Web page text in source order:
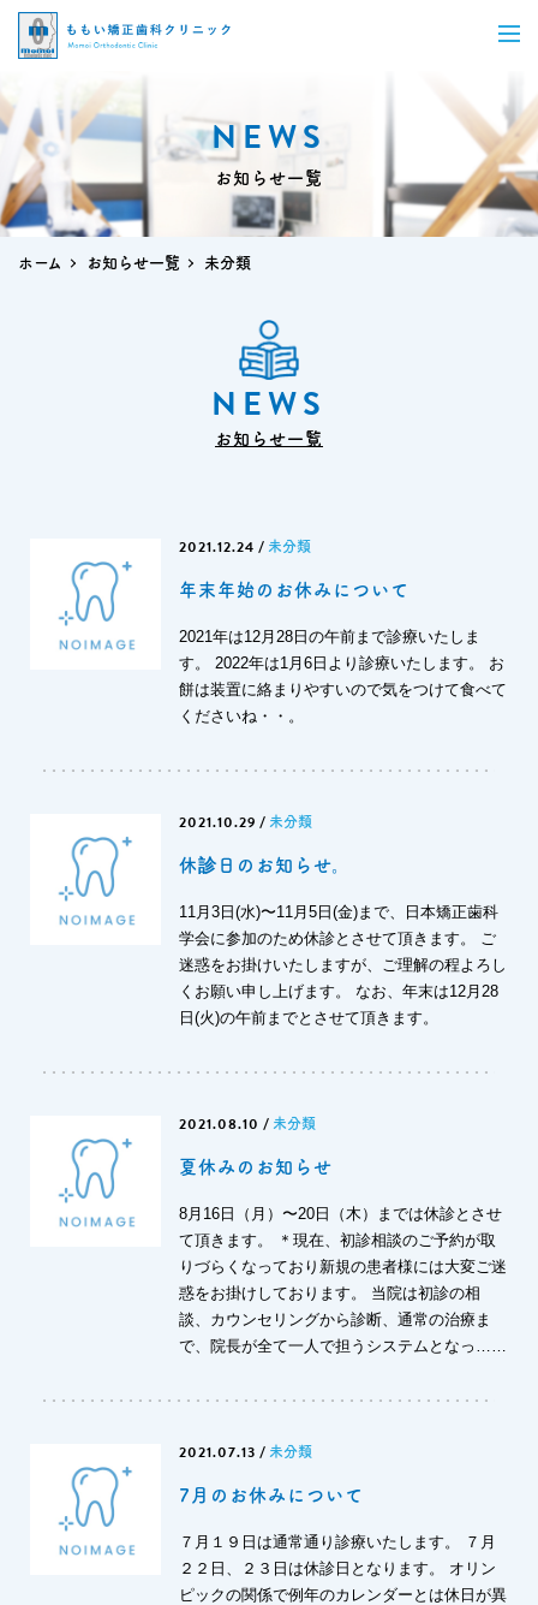
NEWS
お知らせ一覧
ホーム お知らせ一覧 未分類
NEWS
お知らせ一覧
2021.12.24 / 未分類
年末年始のお休みについて
2021年は12月28日の午前まで診療いたしま
す。 2022年は1月6日より診療いたします。 お
餅は装置に絡まりやすいので気をつけて食べて
くださいね・・。
2021.10.29 / 未分類
休診日のお知らせ。
11月3日(水)〜11月5日(金)まで、日本矯正歯科
学会に参加のため休診とさせて頂きます。 ご
迷惑をお掛けいたしますが、ご理解の程よろし
くお願い申し上げます。 なお、年末は12月28
日(火)の午前までとさせて頂きます。
2021.08.10 / 未分類
夏休みのお知らせ
8月16日（月）〜20日（木）までは休診とさせ
て頂きます。 ＊現在、初診相談のご予約が取
りづらくなっており新規の患者様には大変ご迷
惑をお掛けしております。 当院は初診の相
談、カウンセリングから診断、通常の治療ま
で、院長が全て一人で担うシステムとなっ……
2021.07.13 / 未分類
7月のお休みについて
７月１９日は通常通り診療いたします。 ７月
２２日、２３日は休診日となります。 オリン
ピックの関係で例年のカレンダーとは休日が異